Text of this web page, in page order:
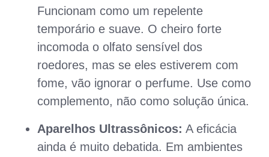
Funcionam como um repelente
temporário e suave. O cheiro forte
incomoda o olfato sensível dos
roedores, mas se eles estiverem com
fome, vão ignorar o perfume. Use como
complemento, não como solução única.
Aparelhos Ultrassônicos: A eficácia
ainda é muito debatida. Em ambientes